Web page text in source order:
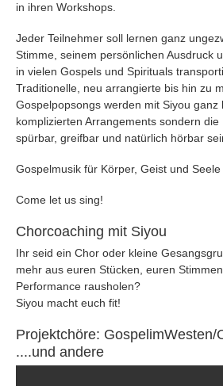
in ihren Workshops.
Jeder Teilnehmer soll lernen ganz
Stimme, seinem persönlichen Ausdruck
in vielen Gospels und Spirituals
Traditionelle, neu arrangierte bis hin zu
Gospelpopsongs werden mit Siyou
komplizierten Arrangements sondern
spürbar, greifbar und natürlich hörbar
Gospelmusik für Körper, Geist und
Come let us sing!
Chorcoaching mit Siyou
Ihr seid ein Chor oder kleine
mehr aus euren Stücken, euren
Performance rausholen?
Siyou macht euch fit!
Projektchöre: GospelimWesten/
....und andere